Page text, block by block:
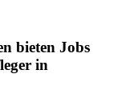
bieten Jobs
in